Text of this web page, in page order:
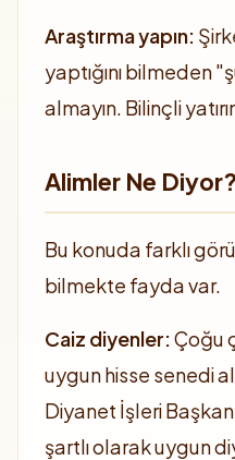
Araştırma yapın:
yaptığını bilmeden
almayın. Bilinçli
Alimler Ne Diyor?
Bu konuda farklı
bilmekte fayda var.
Caiz diyenler:Çoğu
uygun hisse senedi
Diyanet İşleri
şartlı olarak uygun